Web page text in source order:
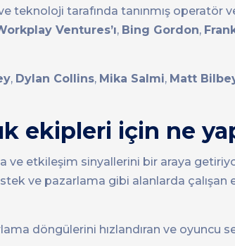
teknoloji tarafında tanınmış operatör
Ventures’ı, Bing Gordon,
, Dylan Collins, Mika Salmi, Matt
ekipleri için ne
etkileşim sinyallerini bir araya
ve pazarlama gibi alanlarda çalışan
döngülerini hızlandıran ve oyuncu